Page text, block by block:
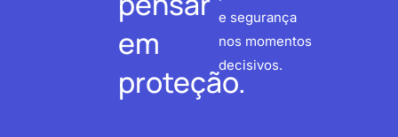
em
proteção.
e segurança
nos momentos
decisivos.